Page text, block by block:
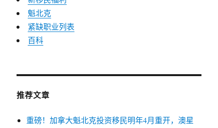
魁北克
紧缺职业列表
百科
推荐文章
重磅！加拿大魁北克投资移民明年4月重开，澳星